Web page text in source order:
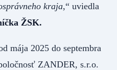
kraja,“ uviedla
ŽSK.
mája 2025 do septembra
ZANDER, s.r.o.